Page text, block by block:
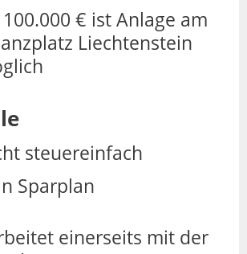
€ ist Anlage am
Liechtenstein
steuereinfach
Sparplan
einerseits mit der